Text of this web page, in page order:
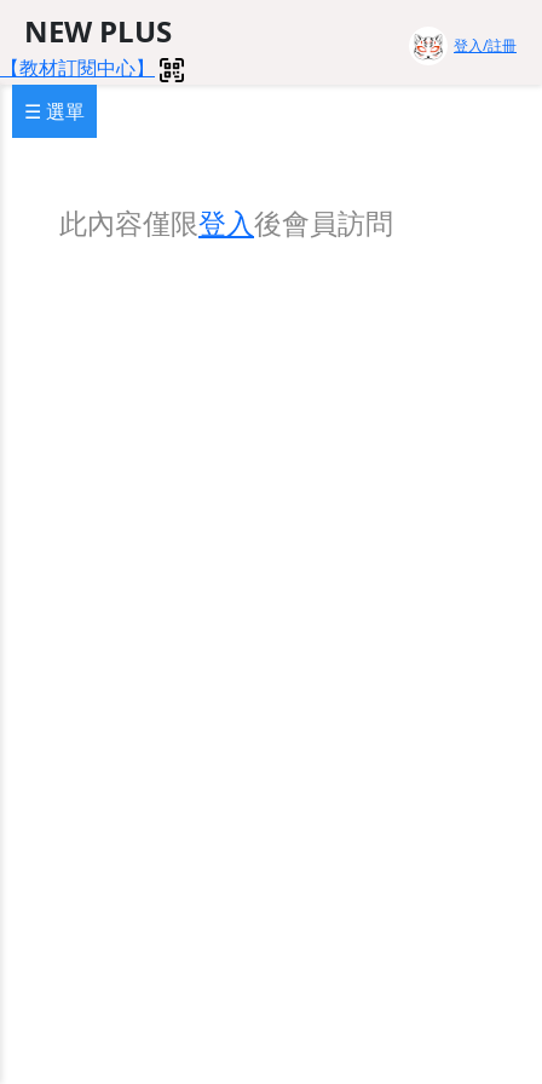
NEW PLUS
【教材訂閱中心】
登入/註冊
此內容僅限登入後會員訪問
☰ 選單